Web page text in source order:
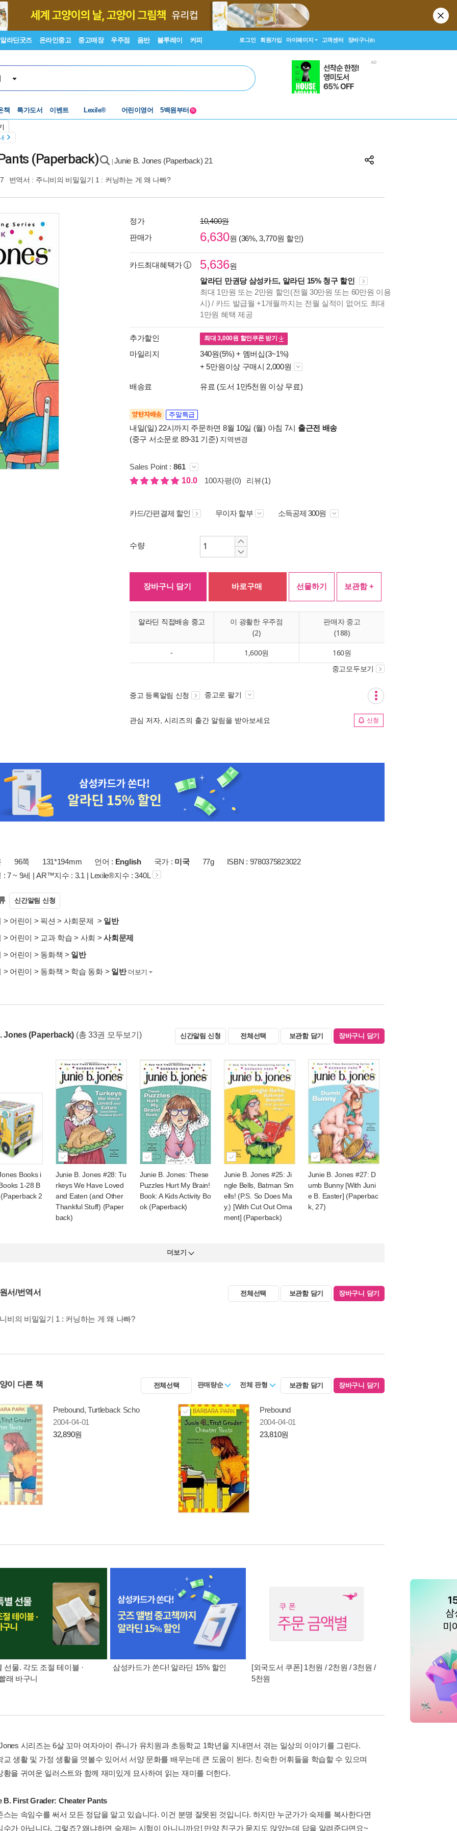
알라딘굿즈 온라인중고 중고매장 우주점 음반 블루레이 커피 로그인 회원가입 마이페이지 고객센터 장바구니(0)
책 특가도서 이벤트
Lexile®
수준별베스트
어린이영어
5백원부터
중고 외서
N
(Paperback) Junie B. Jones (Paperback) 21
번역서 : 주니비의 비밀일기 1 : 커닝하는 게 왜 나빠?
정가
10,400원
판매가
6,630원 (36%, 3,770원 할인)
카드최대혜택가 5,636원
알라딘 만권당 삼성카드, 알라딘 15% 청구 할인
최대 1만원 또는 2만원 할인(전월 30만원 또는 60만원 이용
시) / 카드 발급월 +1개월까지는 전월 실적이 없어도 최대
1만원 혜택 제공
추가할인 최대3,000원 할인쿠폰 받기
마일리지 340원(5%) + 멤버십(3~1%)
+ 5만원이상 구매시 2,000원
배송료 유료 (도서 1만5천원 이상 무료)
양탄자배송 주말특급
내일(일) 22시까지 주문하면 8월 10일 (월) 아침 7시 출근전 배송
(중구 서소문로 89-31 기준) 지역변경
Sales Point : 861
10.0
100자평(0) 리뷰(1)
카드/간편결제 할인 무이자 할부 소득공제 300원
수량
장바구니 담기 바로구매 선물하기 보관함 +
알라딘 직접배송 중고
이 광활한 우주점
(2)
판매자 중고
(188)
- 1,600원 160원
중고모두보기
중고 등록알림 신청 중고로 팔기
관심 저자, 시리즈의 출간 알림을 받아보세요 신청
96쪽 131*194mm 언어 : English 국가 : 미국 77g
ISBN : 9780375823022
: 7 ~ 9세 | AR™지수 : 3.1 | Lexile®지수 : 340L
신간알림 신청
> 어린이 > 픽션 > 사회문제 > 일반
> 어린이 > 교과 학습 > 사회 >사회문제
> 어린이 > 동화책 > 일반
> 어린이 > 동화책 > 학습 동화> 일반 더보기
Jones (Paperback) (총 33권 모두보기) 신간알림 신청 전체선택 보관함 담기 장바구니 담기
Books i
1-28 B
2
Junie B. Jones #28: Tu
rkeys We Have Loved
and Eaten (and Other
Thankful Stuff) (Paper
back)
Junie B. Jones: These
Puzzles Hurt My Brain!
Book: A Kids Activity Bo
ok (Paperback)
Junie B. Jones #25: Ji
ngle Bells, Batman Sm
ells! (P.S. So Does Ma
y.) [With Cut Out Orna
ment] (Paperback)
Junie B. Jones #27: D
umb Bunny [With Juni
e B. Easter] (Paperbac
k, 27)
더보기
서/번역서 전체선택 보관함 담기 장바구니 담기
비의 비밀일기 1 : 커닝하는 게 왜 나빠?
이 다른 책 전체선택 판매량순 전체 판형 보관함 담기 장바구니 담기
Prebound, Turtleback Scho
2004-04-01
32,890원
Prebound
2004-04-01
23,810원
선물. 각도 조절 테이블 ·
래 바구니
삼성카드가 쏜다! 알라딘 15% 할인
[외국도서 쿠폰] 1천원 / 2천원 / 3천원 /
5천원
시리즈는 6살 꼬마 여자아이 쥬니가 유치원과 초등학교 1학년을 지내면서 겪는 일상의 이야기를 그린다.
교 생활 및 가정 생활을 엿볼수 있어서 서양 문화를 배우는데 큰 도움이 된다. 친숙한 어휘들을 학습할 수 있으며
황을 귀여운 일러스트와 함께 재미있게 묘사하여 읽는 재미를 더한다.
B. First Grader: Cheater Pants
스는 속임수를 써서 모든 정답을 알고 있습니다. 이건 분명 잘못된 것입니다. 하지만 누군가가 숙제를 복사한다면
수가 아닙니다. 그렇죠? 왜냐하면 숙제는 시험이 아니니까요! 만약 친구가 묻지도 않았는데 답을 알려준다면요~